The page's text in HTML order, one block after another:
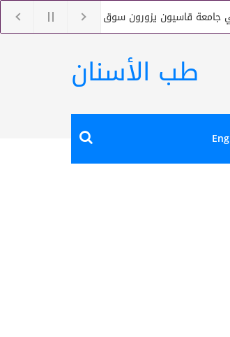
قاسيون يزورون سوق دمشق للأوراق المالية
طب الأسنان